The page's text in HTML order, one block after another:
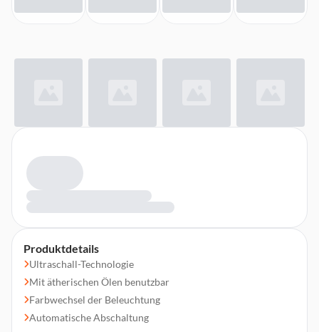
Produktdetails
Ultraschall-Technologie
Mit ätherischen Ölen benutzbar
Farbwechsel der Beleuchtung
Automatische Abschaltung